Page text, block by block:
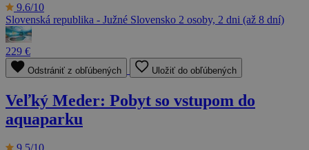
9.6/10
Slovenská republika - Južné Slovensko 2 osoby, 2 dni (až 8 dní)
229 €
Odstrániť z obľúbených Uložiť do obľúbených
Veľký Meder: Pobyt so vstupom do
aquaparku